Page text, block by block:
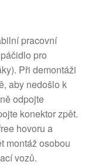
pracovní
pro
Při demontáži
aby nedošlo k
odpojte
konektor zpět.
hovoru a
montáž osobou
vozů.